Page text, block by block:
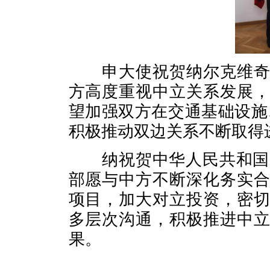
申大使祝贺纳尔克维奇
方高度重视中立关系发展
望加强双方在交通基础设
积极推动双边关系不断取得
纳祝贺中华人民共和国
部愿与中方不断深化务实
项目，加大对立投资，密
多层次沟通，积极推进中
果。